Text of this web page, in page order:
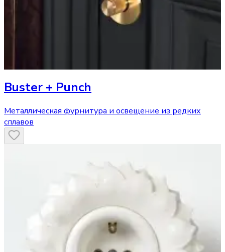
Buster + Punch
Металлическая фурнитура и освещение из редких
сплавов